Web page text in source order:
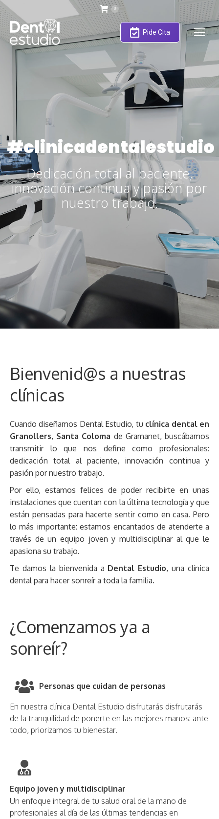
0
Pide Cita
#clinicadentalestudio
Dedicación total al paciente,
innovación continua y pasión por
nuestro trabajo.
Bienvenid@s a nuestras
clínicas
Cuando diseñamos Dental Estudio, tu clínica dental en
Granollers, Santa Coloma de Gramanet, buscábamos
transmitir lo que nos define como profesionales:
dedicación total al paciente, innovación continua y
pasión por nuestro trabajo.
Por ello, estamos felices de poder recibirte en unas
instalaciones que cuentan con la última tecnología y que
están pensadas para hacerte sentir como en casa. Pero
lo más importante: estamos encantados de atenderte a
través de un equipo joven y multidisciplinar al que le
apasiona su trabajo.
Te damos la bienvenida a Dental Estudio, una clínica
dental para hacer sonreír a toda la familia.
¿Comenzamos ya a
sonreír?
Personas que cuidan de personas
En nuestra clínica Dental Estudio disfrutarás disfrutarás
de la tranquilidad de ponerte en las mejores manos: ante
todo, priorizamos tu bienestar.
Equipo joven y multidisciplinar
Un enfoque integral de tu salud oral de la mano de
profesionales al día de las últimas tendencias en